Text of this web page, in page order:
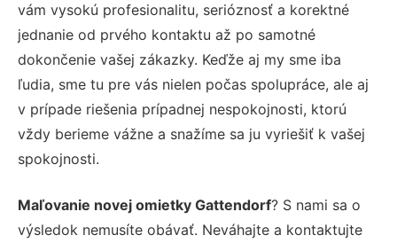
vám vysokú profesionalitu, serióznosť a korektné
jednanie od prvého kontaktu až po samotné
dokončenie vašej zákazky. Keďže aj my sme iba
ľudia, sme tu pre vás nielen počas spolupráce, ale aj
v prípade riešenia prípadnej nespokojnosti, ktorú
vždy berieme vážne a snažíme sa ju vyriešiť k vašej
spokojnosti.
Maľovanie novej omietky Gattendorf? S nami sa o
výsledok nemusíte obávať. Neváhajte a kontaktujte